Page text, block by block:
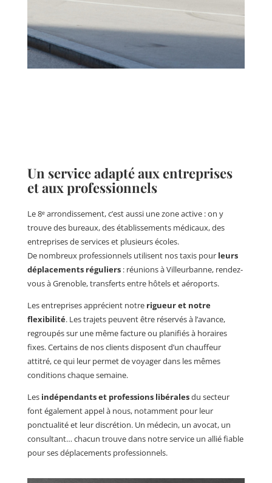
Un service adapté aux entreprises
et aux professionnels
Le 8ᵉ arrondissement, c’est aussi une zone active : on y
trouve des bureaux, des établissements médicaux, des
entreprises de services et plusieurs écoles.
De nombreux professionnels utilisent nos taxis pour leurs
déplacements réguliers: réunions à Villeurbanne, rendez-
vous à Grenoble, transferts entre hôtels et aéroports.
Les entreprises apprécient notre rigueur et notre
flexibilité. Les trajets peuvent être réservés à l’avance,
regroupés sur une même facture ou planifiés à horaires
fixes. Certains de nos clients disposent d’un chauffeur
attitré, ce qui leur permet de voyager dans les mêmes
conditions chaque semaine.
Les indépendants et professions libéralesdu secteur
font également appel à nous, notamment pour leur
ponctualité et leur discrétion. Un médecin, un avocat, un
consultant… chacun trouve dans notre service un allié fiable
pour ses déplacements professionnels.